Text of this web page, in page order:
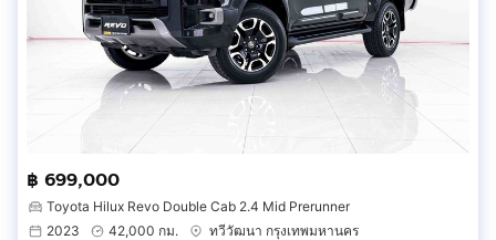
฿ 699,000
Toyota Hilux Revo Double Cab 2.4 Mid Prerunner
2023
42,000 กม.
ทวีวัฒนา กรุงเทพมหานคร